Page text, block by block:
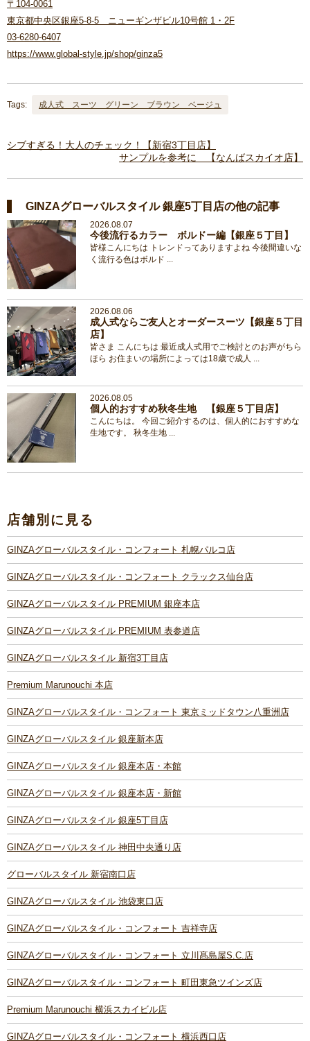
〒104-0061
東京都中央区銀座5-8-5 ニューギンザビル10号館 1・2F
03-6280-6407
https://www.global-style.jp/shop/ginza5
Tags: 成人式 スーツ グリーン ブラウン ベージュ
シブすぎる！大人のチェック！【新宿3丁目店】
サンプルを参考に 【なんばスカイオ店】
GINZAグローバルスタイル 銀座5丁目店の他の記事
2026.08.07
今後流行るカラー ボルドー編【銀座５丁目】
皆様こんにちは トレンドってありますよね 今後間違いな
く流行る色はボルド ...
2026.08.06
成人式ならご友人とオーダースーツ【銀座５丁目
店】
皆さま こんにちは 最近成人式用でご検討とのお声がちら
ほら お住まいの場所によっては18歳で成人 ...
2026.08.05
個人的おすすめ秋冬生地 【銀座５丁目店】
こんにちは。 今回ご紹介するのは、個人的におすすめな
生地です。 秋冬生地 ...
店舗別に見る
GINZAグローバルスタイル・コンフォート 札幌パルコ店
GINZAグローバルスタイル・コンフォート クラックス仙台店
GINZAグローバルスタイル PREMIUM 銀座本店
GINZAグローバルスタイル PREMIUM 表参道店
GINZAグローバルスタイル 新宿3丁目店
Premium Marunouchi 本店
GINZAグローバルスタイル・コンフォート 東京ミッドタウン八重洲店
GINZAグローバルスタイル 銀座新本店
GINZAグローバルスタイル 銀座本店・本館
GINZAグローバルスタイル 銀座本店・新館
GINZAグローバルスタイル 銀座5丁目店
GINZAグローバルスタイル 神田中央通り店
グローバルスタイル 新宿南口店
GINZAグローバルスタイル 池袋東口店
GINZAグローバルスタイル・コンフォート 吉祥寺店
GINZAグローバルスタイル・コンフォート 立川髙島屋S.C.店
GINZAグローバルスタイル・コンフォート 町田東急ツインズ店
Premium Marunouchi 横浜スカイビル店
GINZAグローバルスタイル・コンフォート 横浜西口店